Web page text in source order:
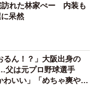
訪れた林家ぺー 内装も
呆然
るん！？」大阪出身の
父は元プロ野球選手
わいい」「めちゃ爽や